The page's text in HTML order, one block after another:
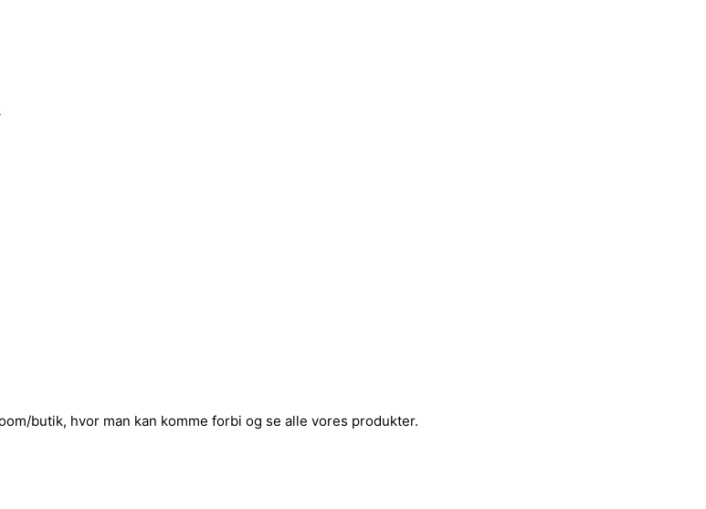
butik, hvor man kan komme forbi og se alle vores produkter.